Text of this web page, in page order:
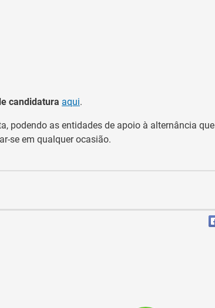
candidatura aqui.
podendo as entidades de apoio à alternância que
se em qualquer ocasião.